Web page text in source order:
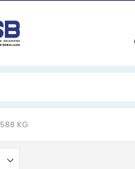
588 KG